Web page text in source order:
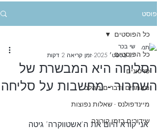
פוסט
כל הפוסטים
סרטונים
מאמרים ודברים מהלב
מיינדפולנס - שאלות נפוצות
שידורים בזמן קורונה
כל הפוסטים
הסליחה היא המבשרת של
השחרור - מחשבות על סליחה
שי בכר
27 בספט׳ 2025
זמן קריאה 2 דקות
אני קורא היום את ה'אשטווקרה' גיטה